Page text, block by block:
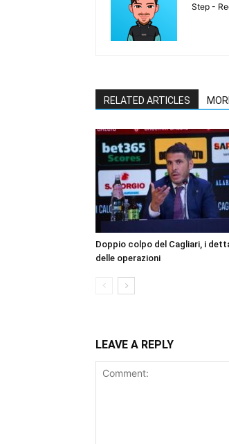
Step -
RELATED ARTICLES
Doppio colpo del Cagliari, i
delle operazioni
LEAVE A REPLY